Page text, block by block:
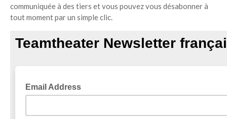
communiquée à des tiers et vous pouvez vous désabonner à
tout moment par un simple clic.